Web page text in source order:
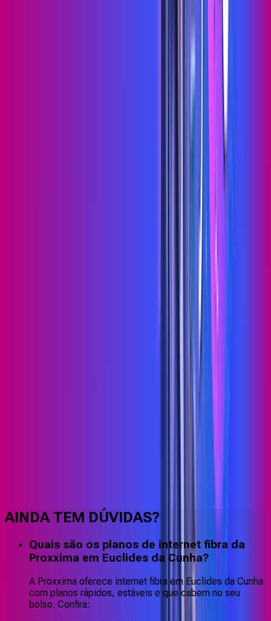
AINDA TEM DÚVIDAS?
Quais são os planos de internet fibra da
Proxxima em Euclides da Cunha?
A Proxxima oferece internet fibra em Euclides da Cunha
com planos rápidos, estáveis e que cabem no seu
bolso. Confira: